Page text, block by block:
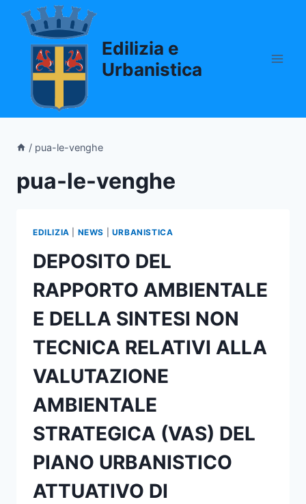
Salta
contenuto
Edilizia e
Urbanistica
/ pua-le-venghe
pua-le-venghe
EDILIZIA NEWS URBANISTICA
DEPOSITO DEL
RAPPORTO AMBIENTALE
E DELLA SINTESI NON
TECNICA RELATIVI ALLA
VALUTAZIONE
AMBIENTALE
STRATEGICA (VAS) DEL
PIANO URBANISTICO
ATTUATIVO DI